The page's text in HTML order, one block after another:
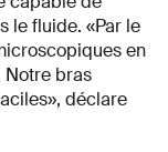
le fluide. «Par le
en
Notre bras
déclare